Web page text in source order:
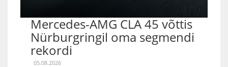
Mercedes-AMG CLA 45 võttis
Nürburgringil oma segmendi
rekordi
05.08.2026